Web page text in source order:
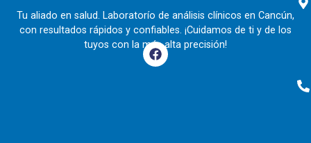
Tu aliado en salud. Laboratorío de análisis clínicos en Cancún,
con resultados rápidos y confiables. ¡Cuidamos de ti y de los
tuyos con la más alta precisión!